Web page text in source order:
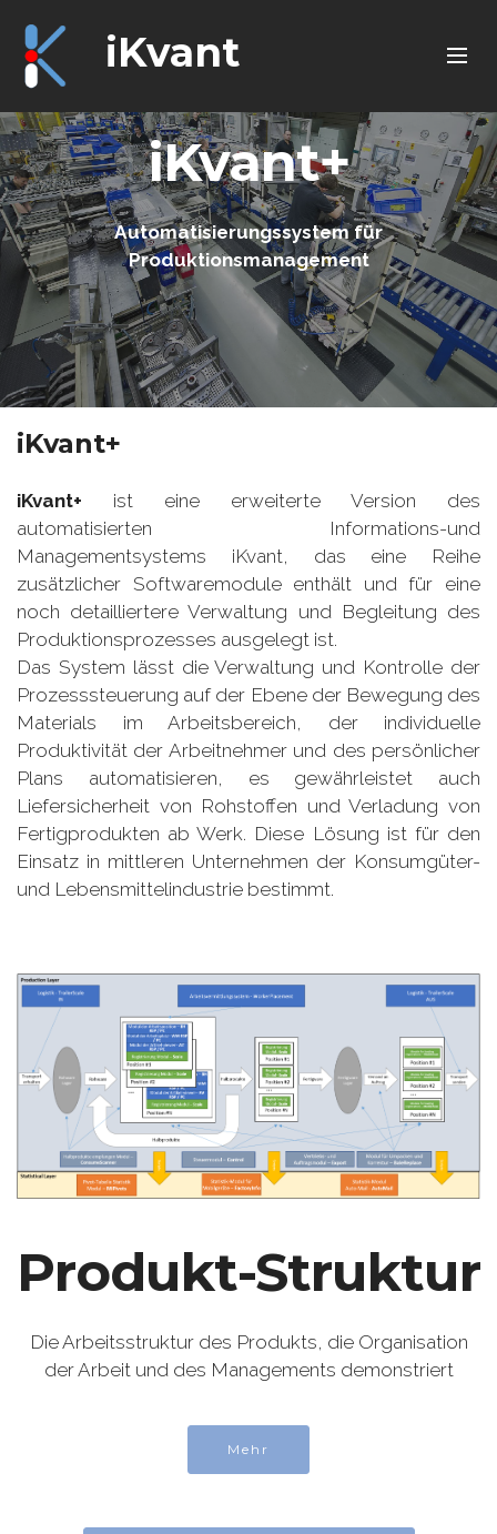
iKvant
iKvant+
Automatisierungssystem für
Produktionsmanagement
iKvant+
iKvant+ ist eine erweiterte Version des
automatisierten Informations-und
Managementsystems iKvant, das eine Reihe
zusätzlicher Softwaremodule enthält und für eine
noch detailliertere Verwaltung und Begleitung des
Produktionsprozesses ausgelegt ist.
Das System lässt die Verwaltung und Kontrolle der
Prozesssteuerung auf der Ebene der Bewegung des
Materials im Arbeitsbereich, der individuelle
Produktivität der Arbeitnehmer und des persönlicher
Plans automatisieren, es gewährleistet auch
Liefersicherheit von Rohstoffen und Verladung von
Fertigprodukten ab Werk. Diese Lösung ist für den
Einsatz in mittleren Unternehmen der Konsumgüter-
und Lebensmittelindustrie bestimmt.
Produkt-Struktur
Die Arbeitsstruktur des Produkts, die Organisation
der Arbeit und des Managements demonstriert
Mehr